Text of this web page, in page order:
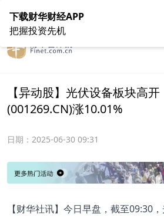
在线客服 关于我们
【异动股】光伏设备板块高
(001269.CN)涨10.01%
日期： 2025-06-30 09:31
【财华社讯】今日早盘，截至09:30
下载财华财经APP
把握投资先机